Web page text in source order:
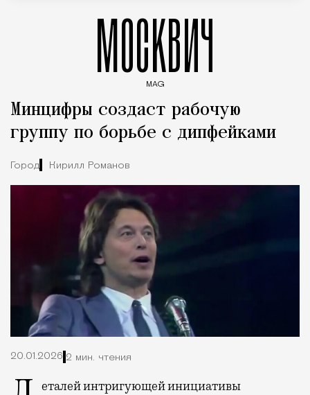
МОСКВИЧ
MAG
Минцифры создаст рабочую
группу по борьбе с дипфейками
Город Кирилл Романов
20.01.2026 2 мин. чтения